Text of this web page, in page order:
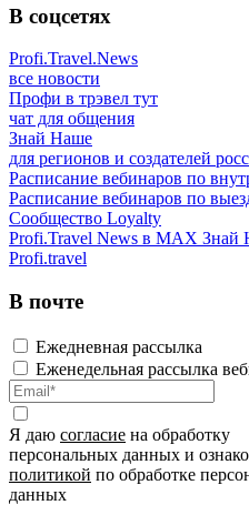
В соцсетях
Profi.Travel.News
все новости
Профи в трэвел тут
чат для общения
Знай Наше
для регионов и создателей
Расписание вебинаров по
Расписание вебинаров по
Сообщество Loyalty
Profi.Travel News в MAX Знай
Profi.travel
В почте
Ежедневная рассылка
Еженедельная рассылка
Я даю согласие на обработку
персональных данных и
политикой по обработке
данных